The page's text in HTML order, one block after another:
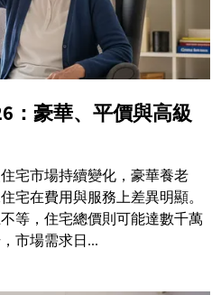
：豪華、平價與高級
宅市場持續變化，豪華養老
宅在費用與服務上差異明顯。
等，住宅總價則可能達數千萬
市場需求日...